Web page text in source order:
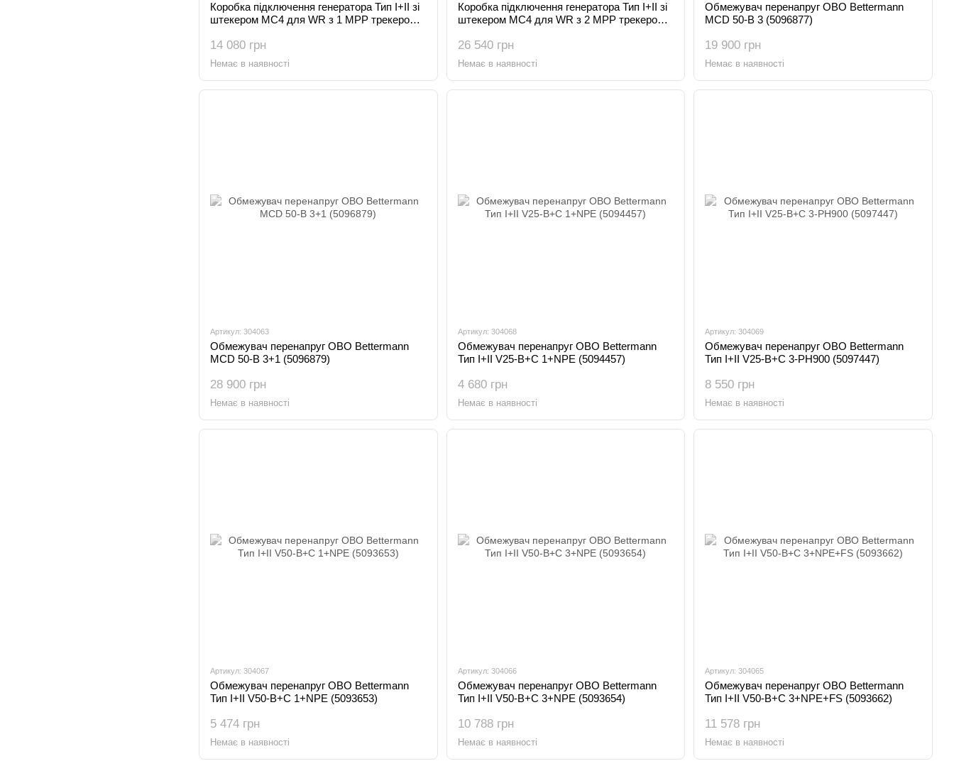
Коробка підключення генератора Тип І+II зі
штекером MC4 для WR з 1 MPP трекером,
14 080 грн
Немає в наявності
Коробка підключення генератора Тип І+ІІ зі
штекером MC4 для WR з 2 MPP трекером,
26 540 грн
Немає в наявності
Обмежувач перенапруг OBO Bettermann
MCD 50-B 3 (5096877)
19 900 грн
Немає в наявності
Артикул: 304063
Обмежувач перенапруг OBO Bettermann
MCD 50-B 3+1 (5096879)
28 900 грн
Немає в наявності
Артикул: 304068
Обмежувач перенапруг OBO Bettermann
Тип I+II V25-B+C 1+NPE (5094457)
4 680 грн
Немає в наявності
Артикул: 304069
Обмежувач перенапруг OBO Bettermann
Тип I+II V25-B+C 3-PH900 (5097447)
8 550 грн
Немає в наявності
Артикул: 304067
Обмежувач перенапруг OBO Bettermann
Тип I+II V50-B+C 1+NPE (5093653)
5 474 грн
Немає в наявності
Артикул: 304066
Обмежувач перенапруг OBO Bettermann
Тип I+II V50-B+C 3+NPE (5093654)
10 788 грн
Немає в наявності
Артикул: 304065
Обмежувач перенапруг OBO Bettermann
Тип I+II V50-B+C 3+NPE+FS (5093662)
11 578 грн
Немає в наявності